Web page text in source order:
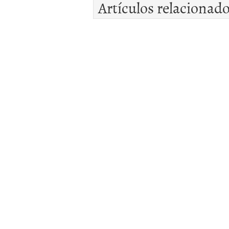
Artículos